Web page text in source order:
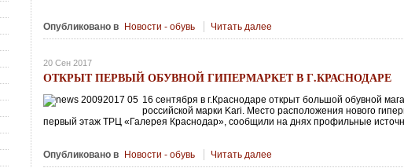
Опубликовано в Новости - обувь Читать далее
20 Сен 2017
ОТКРЫТ ПЕРВЫЙ ОБУВНОЙ ГИПЕРМАРКЕТ В Г.КРАСНОДАРЕ
16 сентября в г.Краснодаре открыт большой обувной
российской марки Kari. Место расположения нового
первый этаж ТРЦ «Галерея Краснодар», сообщили на днях профильные
Опубликовано в Новости - обувь Читать далее